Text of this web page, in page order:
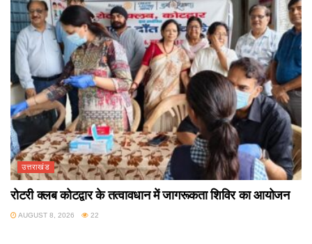
उत्तराखंड
रोटरी क्लब कोटद्वार के तत्वावधान में जागरूकता शिविर का आयोजन
AUGUST 8, 2026 22